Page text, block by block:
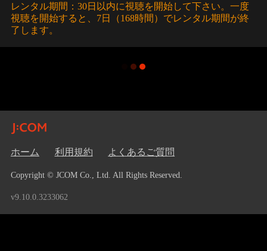
レンタル期間：30日以内に視聴を開始して下さい。一度
視聴を開始すると、7日（168時間）でレンタル期間が終
了します。
ホーム 利用規約 よくあるご質問
Copyright © JCOM Co., Ltd. All Rights Reserved.
v9.10.0.3233062